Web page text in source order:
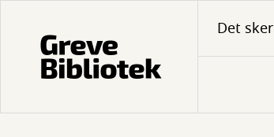
hovedindhold
Det sker